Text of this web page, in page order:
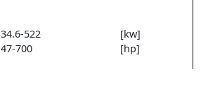
34.6-522
47-700
[kw]
[hp]